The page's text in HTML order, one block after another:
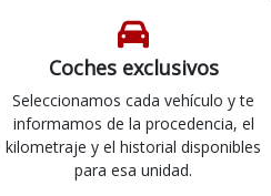
Coches exclusivos
Seleccionamos cada vehículo y te
informamos de la procedencia, el
kilometraje y el historial disponibles
para esa unidad.